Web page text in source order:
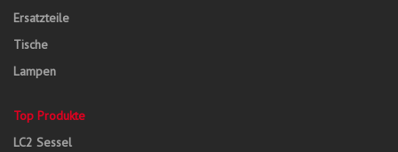
Ersatzteile
Tische
Lampen
Top Produkte
LC2 Sessel